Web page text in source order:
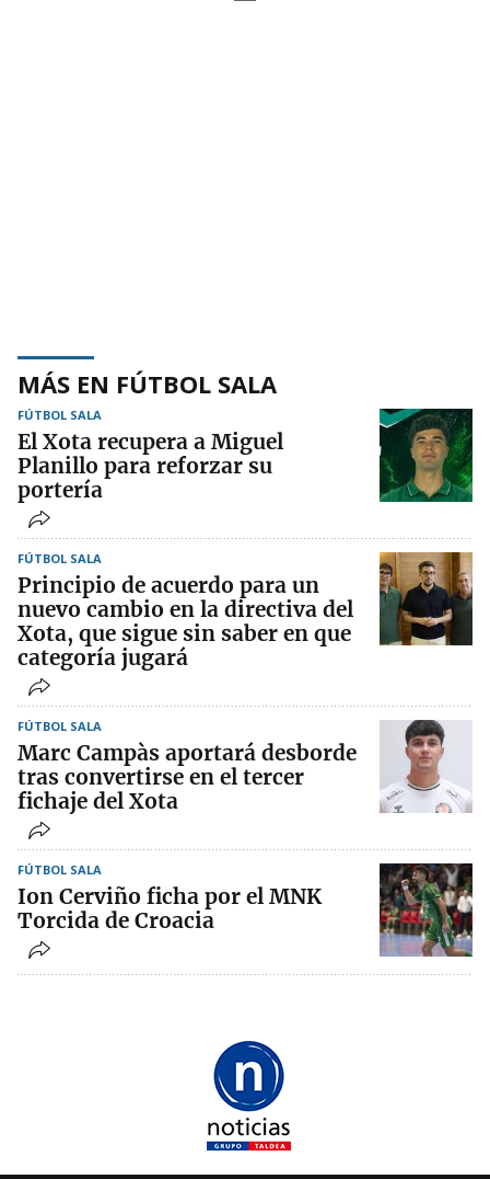
MÁS EN FÚTBOL SALA
FÚTBOL SALA
El Xota recupera a Miguel
Planillo para reforzar su
portería
FÚTBOL SALA
Principio de acuerdo para un
nuevo cambio en la directiva del
Xota, que sigue sin saber en que
categoría jugará
FÚTBOL SALA
Marc Campàs aportará desborde
tras convertirse en el tercer
fichaje del Xota
FÚTBOL SALA
Ion Cerviño ficha por el MNK
Torcida de Croacia